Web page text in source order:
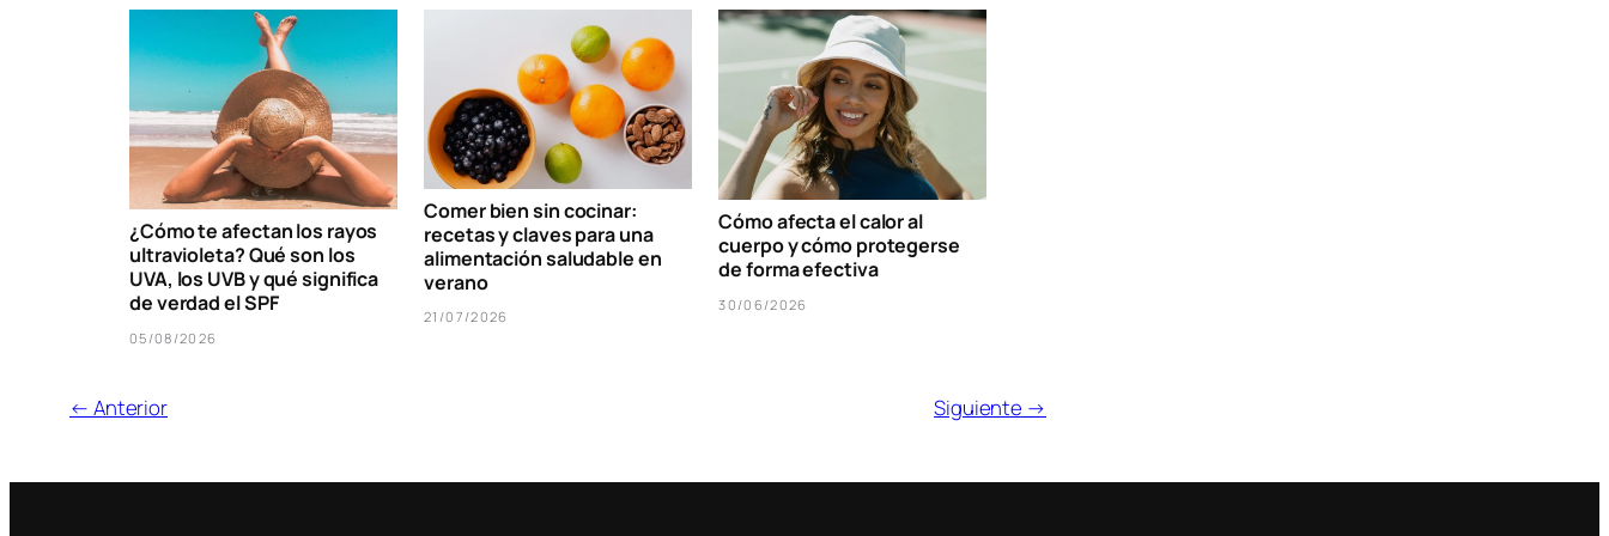
¿Cómo te afectan los rayos
ultravioleta? Qué son los
UVA, los UVB y qué significa
de verdad el SPF
05/08/2026
Comer bien sin cocinar:
recetas y claves para una
alimentación saludable en
verano
21/07/2026
Cómo afecta el calor al
cuerpo y cómo protegerse
de forma efectiva
30/06/2026
← Anterior Siguiente →